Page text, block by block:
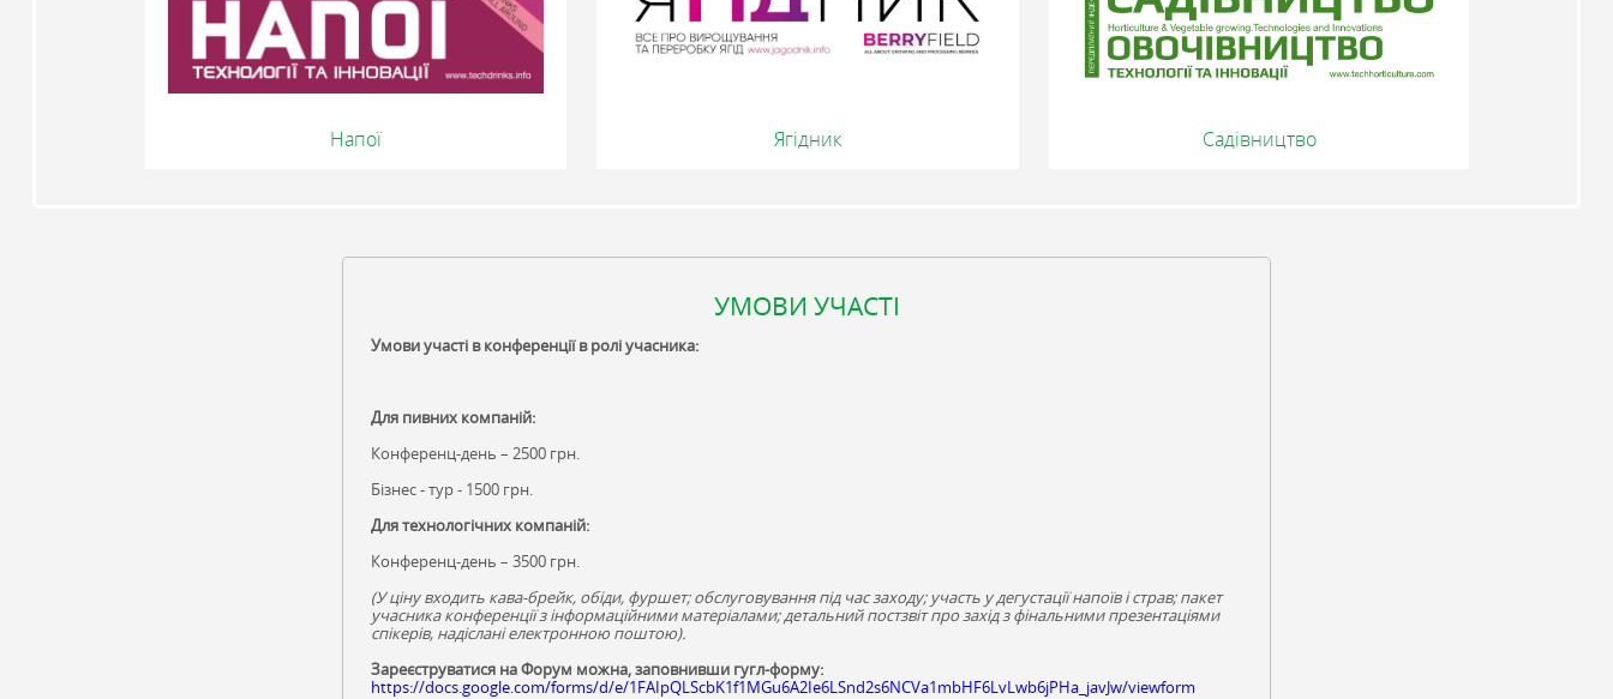
Напої Ягідник Садівництво
УМОВИ УЧАСТІ
Умови участі в конференції в ролі учасника:
Для пивних компаній:
Конференц-день – 2500 грн.
Бізнес - тур - 1500 грн.
Для технологічних компаній:
Конференц-день – 3500 грн.
(У ціну входить кава-брейк, обіди, фуршет; обслуговування під час заходу; участь у дегустації напоїв і страв; пакет
учасника конференції з інформаційними матеріалами; детальний постзвіт про захід з фінальними презентаціями
спікерів, надіслані електронною поштою).
Зареєструватися на Форум можна, заповнивши гугл-форму:
https://docs.google.com/forms/d/e/1FAIpQLScbK1f1MGu6A2Ie6LSnd2s6NCVa1mbHF6LvLwb6jPHa_javJw/viewform